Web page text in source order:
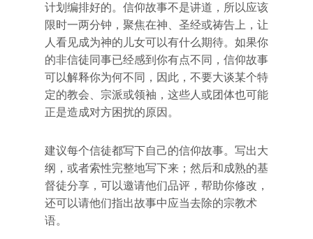
计划编排好的。信仰故事不是讲道，所以应该
限时一两分钟，聚焦在神、圣经或祷告上，让
人看见成为神的儿女可以有什么期待。如果你
的非信徒同事已经感到你有点不同，信仰故事
可以解释你为何不同，因此，不要大谈某个特
定的教会、宗派或领袖，这些人或团体也可能
正是造成对方困扰的原因。
建议每个信徒都写下自己的信仰故事。写出大
纲，或者索性完整地写下来；然后和成熟的基
督徒分享，可以邀请他们品评，帮助你修改，
还可以请他们指出故事中应当去除的宗教术
语。